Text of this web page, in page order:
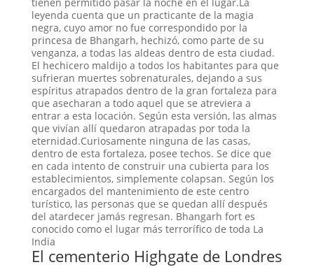
leyenda cuenta que un practicante de la magia
negra, cuyo amor no fue correspondido por la
princesa de Bhangarh, hechizó, como parte de su
venganza, a todas las aldeas dentro de esta ciudad.
El hechicero maldijo a todos los habitantes para que
sufrieran muertes sobrenaturales, dejando a sus
espíritus atrapados dentro de la gran fortaleza para
que asecharan a todo aquel que se atreviera a
entrar a esta locación. Según esta versión, las almas
que vivían allí quedaron atrapadas por toda la
eternidad.Curiosamente ninguna de las casas,
dentro de esta fortaleza, posee techos. Se dice que
en cada intento de construir una cubierta para los
establecimientos, simplemente colapsan. Según los
encargados del mantenimiento de este centro
turístico, las personas que se quedan allí después
del atardecer jamás regresan. Bhangarh fort es
conocido como el lugar más terrorífico de toda La
India
El cementerio Highgate de Londres